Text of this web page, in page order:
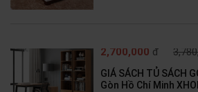
2,700,000 đ
GIÁ SÁCH TỦ SÁCH
Gòn Hồ Chí Minh